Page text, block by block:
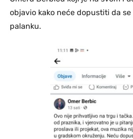
objavio kako neće dopustiti da
palanku.